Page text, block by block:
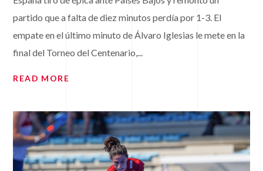
partido que a falta de diez minutos perdía por 1-3. El
empate en el último minuto de Álvaro Iglesias le mete en la
final del Torneo del Centenario,...
READ MORE